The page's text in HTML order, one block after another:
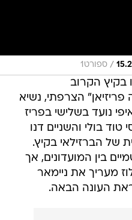
/ ספורט1
בקיץ הקרוב
פריזיאן" הצרפתי, נשיא
נועד בשלישי בפריז
בולי והשניים דנו
של הברזילאי בקיץ.
בין המועדונים, אך
מעריך את ניימאר
העונה הבאה.